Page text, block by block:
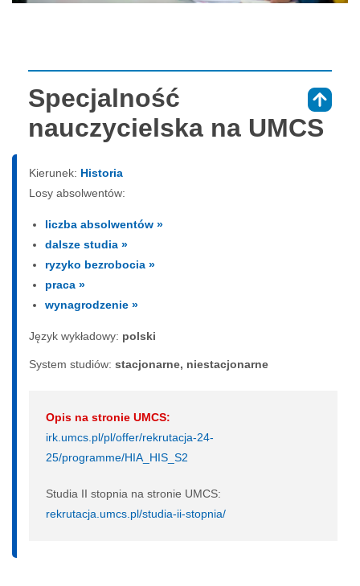
Specjalność
nauczycielska na UMCS
Kierunek: Historia
Losy absolwentów:
liczba absolwentów »
dalsze studia »
ryzyko bezrobocia »
praca »
wynagrodzenie »
Język wykładowy: polski
System studiów: sta­cjo­nar­ne, nie­sta­cjo­nar­ne
Opis na stronie UMCS:
irk.umcs.pl/pl/offer/rekrutacja-24-
25/programme/HIA_HIS_S2
Studia II stopnia na stronie UMCS:
rekrutacja.umcs.pl/studia-ii-stopnia/